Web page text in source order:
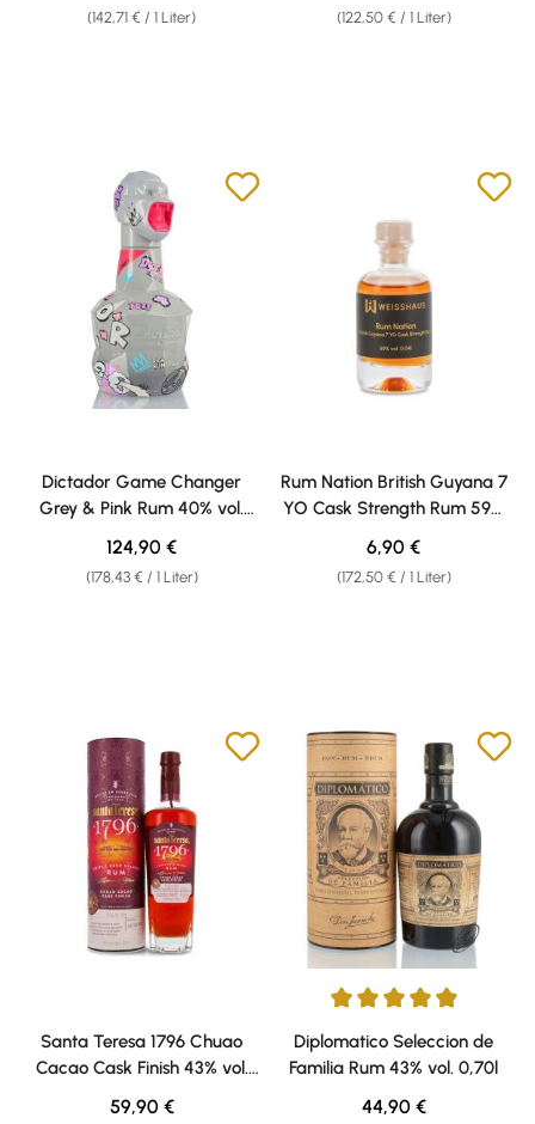
(142,71 € / 1 Liter) (122,50 € / 1 Liter)
Dictador Game Changer
Grey & Pink Rum 40% vol.
0,70l
(178,43 € / 1 Liter)
Regulärer Preis:
124,90 €
Rum Nation British Guyana 7
YO Cask Strength Rum 59%
vol. 0,04l Weisshaus Sample
(172,50 € / 1 Liter)
Regulärer Preis:
6,90 €
Santa Teresa 1796 Chuao
Cacao Cask Finish 43% vol.
0,70l
Regulärer Preis:
59,90 €
Durchschnittliche Bewertung
Diplomatico Seleccion de
Familia Rum 43% vol. 0,70l
Regulärer Preis:
44,90 €